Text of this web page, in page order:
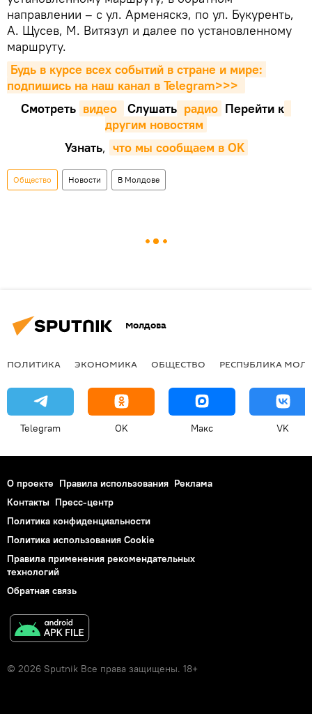
направлении – с ул. Арменяскэ, по ул. Букуренть,
А. Щусев, М. Витязул и далее по установленному
маршруту.
Будь в курсе всех событий в стране и мире:
подпишись на наш канал в Telegram>>>
Смотреть видео Cлушать радио Перейти к
другим новостям
Узнать, что мы сообщаем в OK
Общество Новости В Молдове
Молдова
ПОЛИТИКА ЭКОНОМИКА ОБЩЕСТВО РЕСПУБЛИКА
Telegram OK Макс VK
О проекте Правила использования Реклама
Контакты Пресс-центр
Политика конфиденциальности
Политика использования Cookie
Правила применения рекомендательных
технологий
Обратная связь
© 2026 Sputnik Все права защищены. 18+